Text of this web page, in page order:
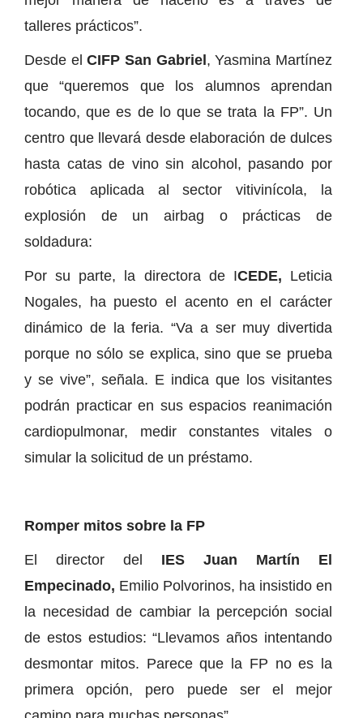
talleres prácticos”.
Desde elCIFP San Gabriel, Yasmina Martínez
que “queremos que los alumnos aprendan
tocando, que es de lo que se trata la FP”. Un
centro que llevará desde elaboración de dulces
hasta catas de vino sin alcohol, pasando por
robótica aplicada al sector vitivinícola, la
explosión de un airbag o prácticas de
soldadura:
Por su parte, la directora de ICEDE, Leticia
Nogales, ha puesto el acento en el carácter
dinámico de la feria. “Va a ser muy divertida
porque no sólo se explica, sino que se prueba
y se vive”, señala. E indica que los visitantes
podrán practicar en sus espacios reanimación
cardiopulmonar, medir constantes vitales o
simular la solicitud de un préstamo.
Romper mitos sobre la FP
El director del IES Juan Martín El
Empecinado, Emilio Polvorinos, ha insistido en
la necesidad de cambiar la percepción social
de estos estudios: “Llevamos años intentando
desmontar mitos. Parece que la FP no es la
primera opción, pero puede ser el mejor